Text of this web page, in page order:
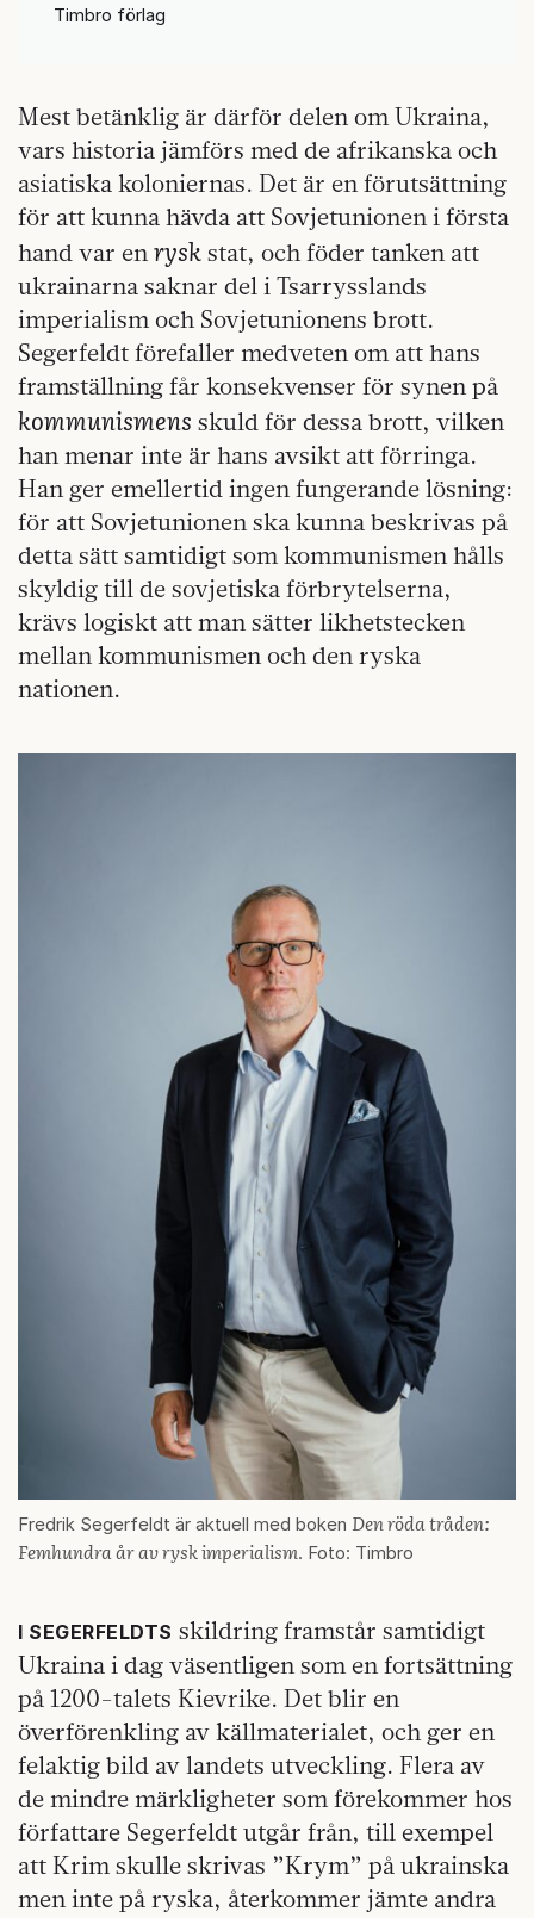
Timbro förlag
Mest betänklig är därför delen om Ukraina,
vars historia jämförs med de afrikanska och
asiatiska koloniernas. Det är en förutsättning
för att kunna hävda att Sovjetunionen i första
hand var en rysk stat, och föder tanken att
ukrainarna saknar del i Tsarrysslands
imperialism och Sovjetunionens brott.
Segerfeldt förefaller medveten om att hans
framställning får konsekvenser för synen på
kommunismens skuld för dessa brott, vilken
han menar inte är hans avsikt att förringa.
Han ger emellertid ingen fungerande lösning:
för att Sovjetunionen ska kunna beskrivas på
detta sätt samtidigt som kommunismen hålls
skyldig till de sovjetiska förbrytelserna,
krävs logiskt att man sätter likhetstecken
mellan kommunismen och den ryska
nationen.
Fredrik Segerfeldt är aktuell med boken Den röda tråden:
Femhundra år av rysk imperialism. Foto: Timbro
I SEGERFELDTS skildring framstår samtidigt
Ukraina i dag väsentligen som en fortsättning
på 1200-talets Kievrike. Det blir en
överförenkling av källmaterialet, och ger en
felaktig bild av landets utveckling. Flera av
de mindre märkligheter som förekommer hos
författare Segerfeldt utgår från, till exempel
att Krim skulle skrivas ”Krym” på ukrainska
men inte på ryska, återkommer jämte andra